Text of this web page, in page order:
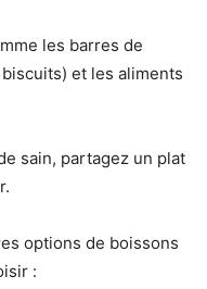
les barres de
et les aliments
sain, partagez un plat
options de boissons
: